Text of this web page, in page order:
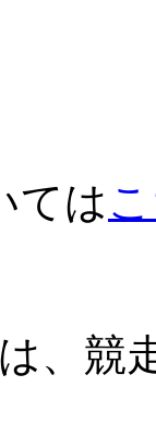
ては
、競